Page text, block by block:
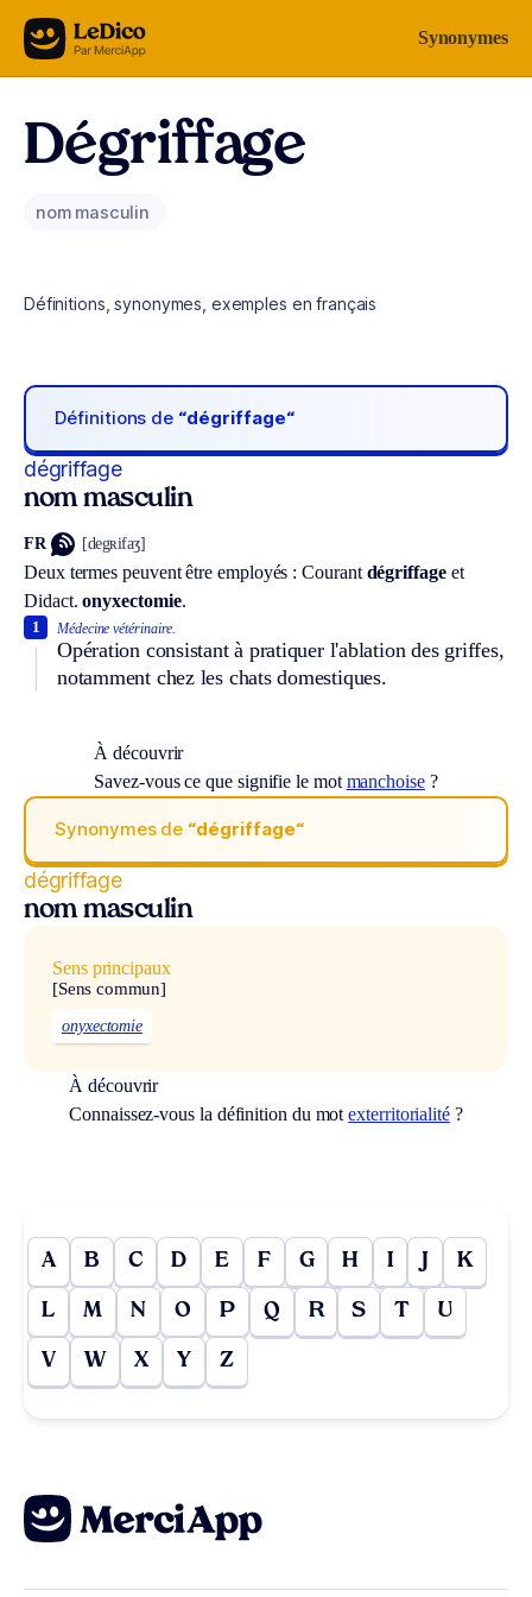
Aller au contenu Synonymes
Dégriffage
nom masculin
Définitions, synonymes, exemples en français
Définitions de “dégriffage“
dégriffage
nom masculin
FR [degʀifaʒ]
Deux termes peuvent être employés :Courant dégriffageet
Didact. onyxectomie.
Médecine vétérinaire.
Opération consistant à pratiquer l'ablation des griffes,
notamment chez les chats domestiques.
1
À découvrir
Savez-vous ce que signifie le mot manchoise?
Synonymes de “dégriffage“
dégriffage
nom masculin
Sens principaux
[Sens commun]
onyxectomie
À découvrir
Connaissez-vous la définition du motexterritorialité?
A B C D E F G H I J K
L M N O P Q R S T U
V W X Y Z